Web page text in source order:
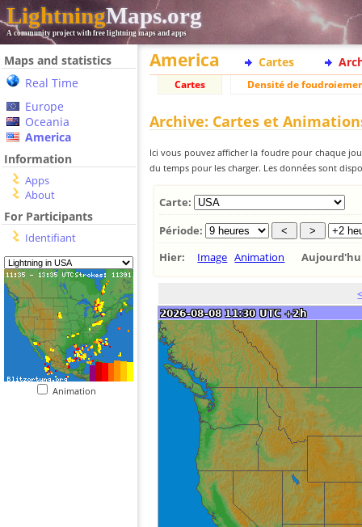
LightningMaps.org
A community project with free lightning maps and apps
Maps and statistics
Real Time
Europe
Oceania
America
Information
Apps
About
For Participants
Identifiant
Animation
America Cartes
Cartes Densité de
Archive: Cartes et
Ici vous pouvez afficher la foudre pour chaque
du temps pour les charger. Les données sont
Carte:
Période:
Hier:
Image Animation